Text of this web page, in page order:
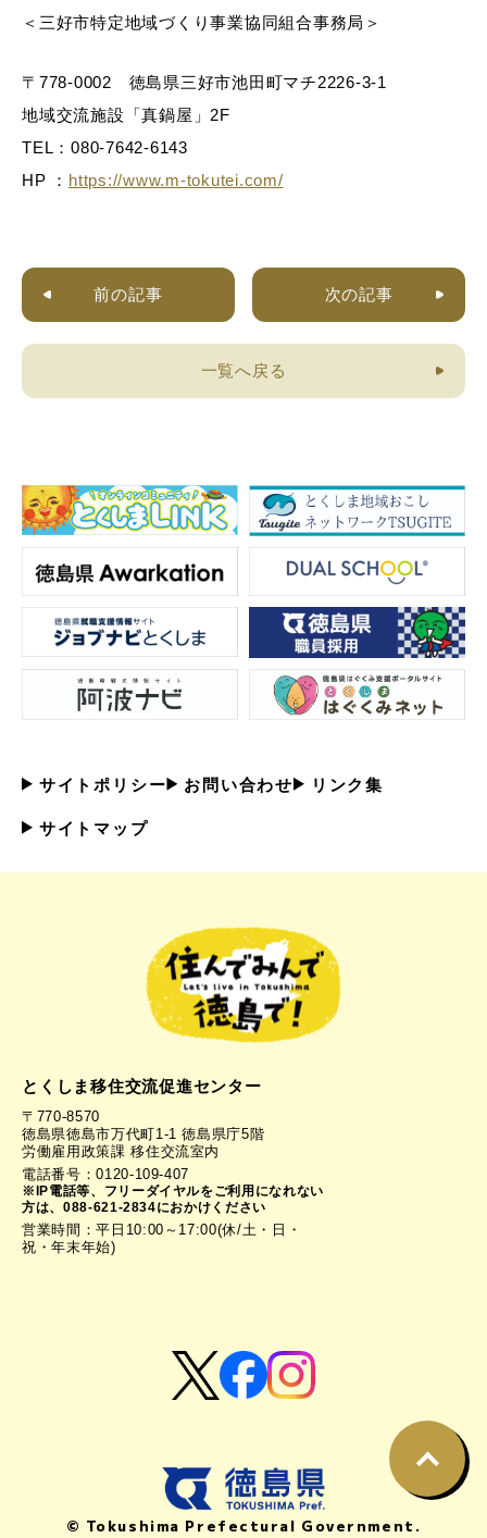
＜三好市特定地域づくり事業協同組合事務局＞
〒778-0002 徳島県三好市池田町マチ2226-3-1
地域交流施設「真鍋屋」2F
TEL：080-7642-6143
HP ： https://www.m-tokutei.com/
前の記事 次の記事
一覧へ戻る
サイトポリシー お問い合わせ リンク集
サイトマップ
とくしま移住交流促進センター
〒770-8570
徳島県徳島市万代町1-1 徳島県庁5階
労働雇用政策課 移住交流室内
電話番号：0120-109-407
※IP電話等、フリーダイヤルをご利用になれない
方は、088-621-2834におかけください
営業時間：平日10:00～17:00(休/土・日・
祝・年末年始)
© Tokushima Prefectural Government.